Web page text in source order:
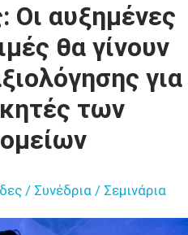
Οι αυξημένες
θα γίνουν
για
των
/ Συνέδρια / Σεμινάρια